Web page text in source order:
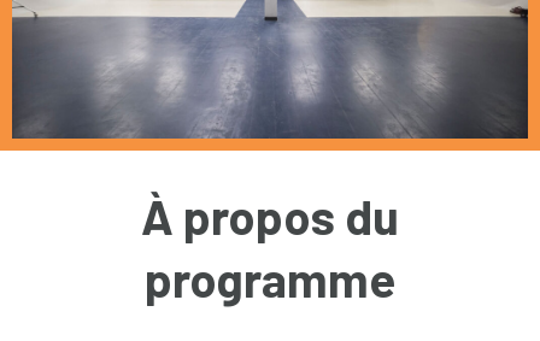
À propos du
programme